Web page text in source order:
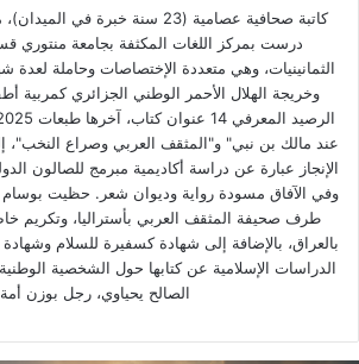
كاتبة صحافية عصامية (23 سنة خبرة
درست بمركز اللغات المكثفة بجامعة منتوري
الثمانينيات، وهي متعددة الإختصاصات وحاملة لعدة
وخريجة الهلال الأحمر الوطني الجزائري كمربية
عند مالك بن نبي" و"المثقف العربي وصراع النخب"،
طرف صحيفة المثقف العربي بأستراليا، وتكريم
بالعراق، بالإضافة إلى شهادة كسفيرة للسلام
الدراسات الإسلامية عن كتابها حول الشخصية
الصالح يحياوي، رجل بوزن